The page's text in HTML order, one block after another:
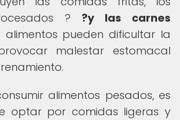
? ?y las carnes
alimentos pueden dificultar la
malestar estomacal
alimentos pesados, es
optar por comidas ligeras y